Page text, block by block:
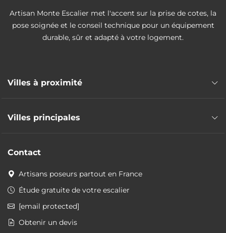
Artisan Monte Escalier met l'accent sur la prise de cotes, la
pose soignée et le conseil technique pour un équipement
durable, sûr et adapté à votre logement.
Villes à proximité
Pose monte escalier Vire Normandie
Pose monte escalier Valdallière
Pose monte escalier Falaise
Pose monte escalier Argentan
Pose monte escalier Saint-Hilaire-du-Harcouët
Villes principales
Pose monte escalier L'Aigle
Contact
Artisans poseurs partout en France
Étude gratuite de votre escalier
[email protected]
Obtenir un devis